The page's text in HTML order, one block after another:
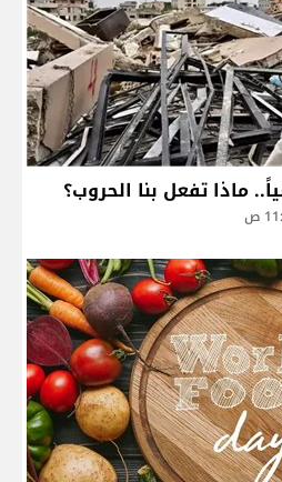
ماذا تفعل بنا الحروب؟